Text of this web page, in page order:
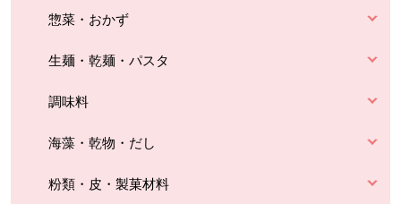
惣菜・おかず
生麺・乾麺・パスタ
調味料
海藻・乾物・だし
粉類・皮・製菓材料